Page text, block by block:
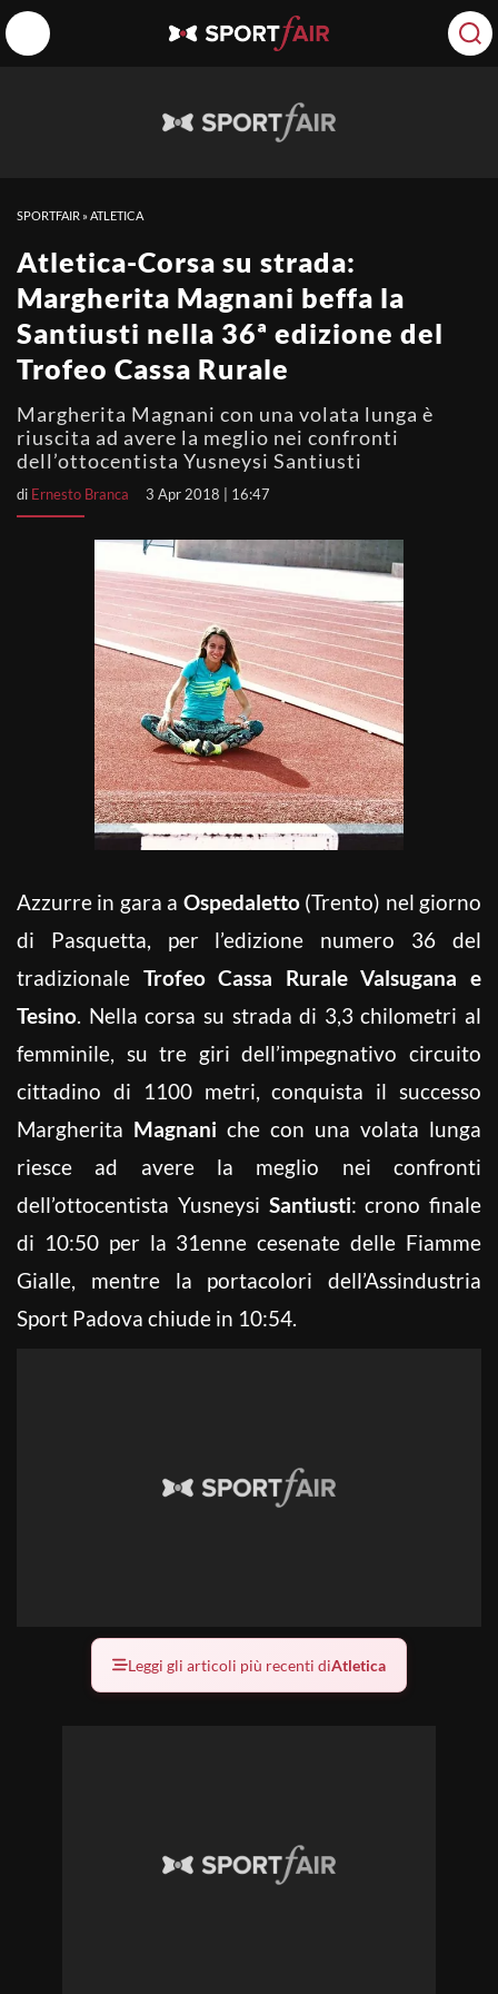
SPORTFAIR »ATLETICA
Atletica-Corsa su strada:
Margherita Magnani beffa la
Santiusti nella 36ª edizione del
Trofeo Cassa Rurale
Margherita Magnani con una volata lunga è
riuscita ad avere la meglio nei confronti
dell’ottocentista Yusneysi Santiusti
di Ernesto Branca 3 Apr 2018 | 16:47
Azzurre in gara a Ospedaletto(Trento) nel giorno
di Pasquetta, per l’edizione numero 36 del
tradizionale Trofeo Cassa Rurale Valsugana e
Tesino. Nella corsa su strada di 3,3 chilometri al
femminile, su tre giri dell’impegnativo circuito
cittadino di 1100 metri, conquista il successo
Margherita Magnani che con una volata lunga
riesce ad avere la meglio nei confronti
dell’ottocentista Yusneysi Santiusti: crono finale
di 10:50 per la 31enne cesenate delle Fiamme
Gialle, mentre la portacolori dell’Assindustria
Sport Padova chiude in 10:54.
Leggi gli articoli più recenti diAtletica